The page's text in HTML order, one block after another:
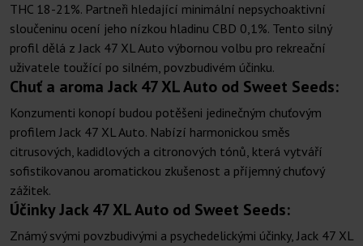
THC 18-21%. Partneři hledající minimální nepsychoaktivní
sloučeninu ocení jeho nízkou hladinu CBD 0,1%. Tento silný
profil dělá z Jack 47 XL Auto výbornou volbu pro rekreační
uživatele toužící po silném, povzbudivém účinku.
Chuť a aroma Jack 47 XL Auto od Sweet Seeds:
Konzumenti konopí budou potěšeni jedinečným chuťovým
profilem Jack 47 XL Auto. Nabízí harmonickou směs
citrusových, kadidlových a citronových tónů, která vytváří
sofistikovanou aromatickou zkušenost a příjemný chuťový
zážitek.
Účinky Jack 47 XL Auto od Sweet Seeds:
Známý svými povzbudivými a psychedelickými účinky, Jack 47 XL